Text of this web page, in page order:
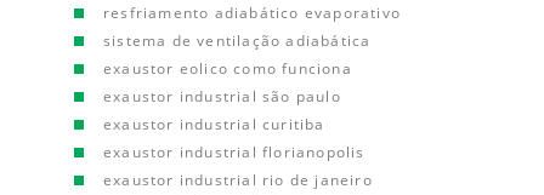
resfriamento adiabático evaporativo
sistema de ventilação adiabática
exaustor eolico como funciona
exaustor industrial são paulo
exaustor industrial curitiba
exaustor industrial florianopolis
exaustor industrial rio de janeiro